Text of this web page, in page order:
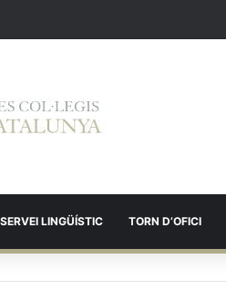
SERVEI LINGÜÍSTIC TORN D’OFICI